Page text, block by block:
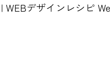
デザインレシピ